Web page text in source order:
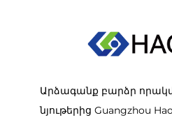
Արձագանք բարձր
նյութերից Guangzhou